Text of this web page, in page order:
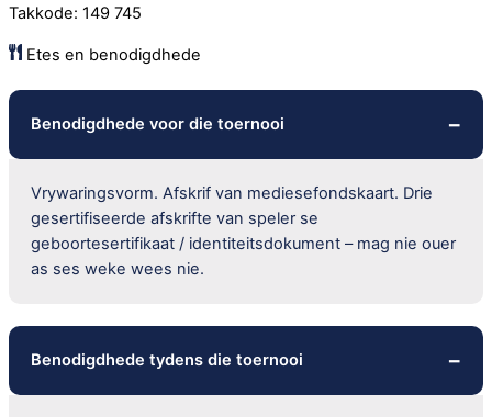
Takkode: 149 745
Etes en benodigdhede
Benodigdhede voor die toernooi
Vrywaringsvorm. Afskrif van mediesefondskaart. Drie
gesertifiseerde afskrifte van speler se
geboortesertifikaat / identiteitsdokument – mag nie ouer
as ses weke wees nie.
Benodigdhede tydens die toernooi